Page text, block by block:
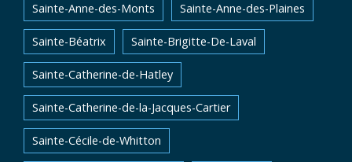
Sainte-Anne-des-Monts Sainte-Anne-des-Plaines
Sainte-Béatrix Sainte-Brigitte-De-Laval
Sainte-Catherine-de-Hatley
Sainte-Catherine-de-la-Jacques-Cartier
Sainte-Cécile-de-Whitton